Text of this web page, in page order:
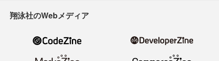
翔泳社のWebメディア